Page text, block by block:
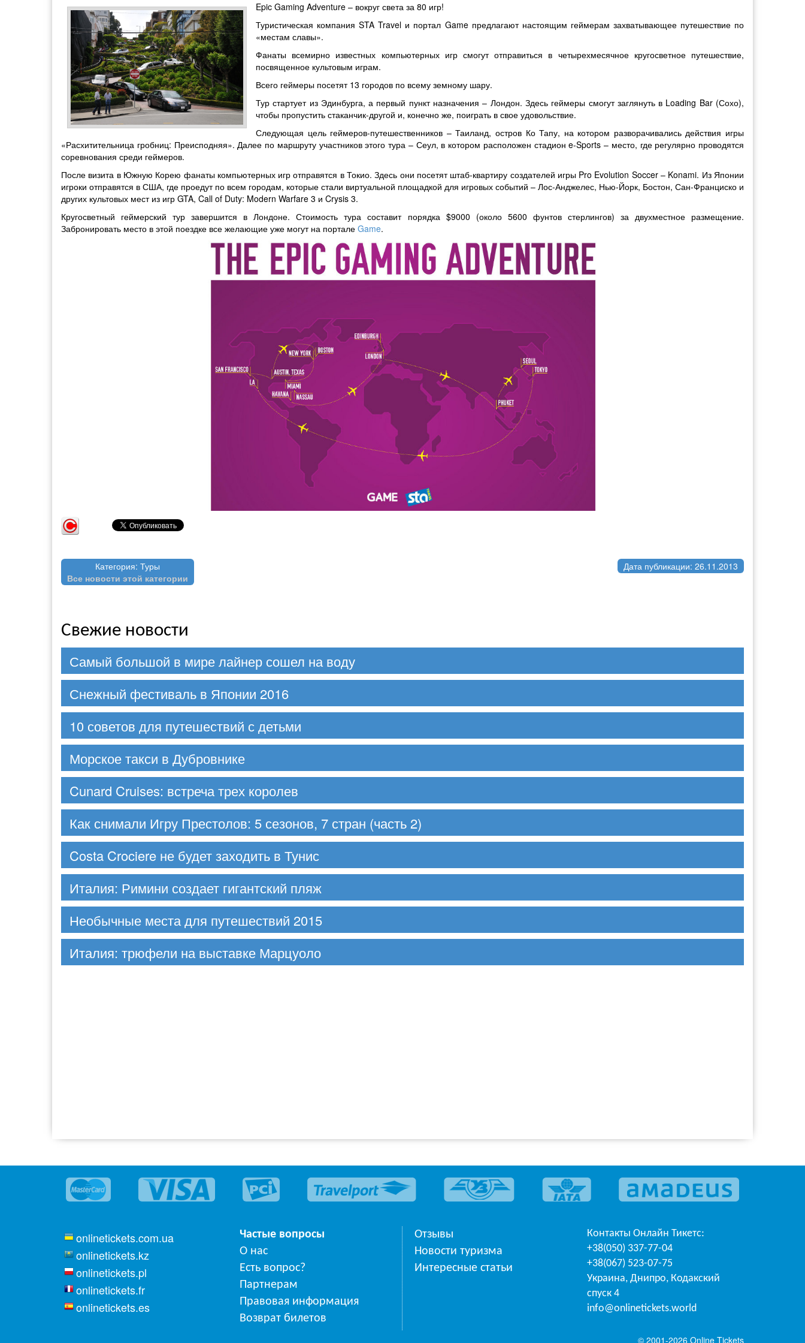
Epic Gaming Adventure – вокруг света за 80 игр!
Туристическая компания STA Travel и портал Game предлагают настоящим геймерам захватывающее путешествие по
«местам славы».
Фанаты всемирно известных компьютерных игр смогут отправиться в четырехмесячное кругосветное путешествие,
посвященное культовым играм.
Всего геймеры посетят 13 городов по всему земному шару.
Тур стартует из Эдинбурга, а первый пункт назначения – Лондон. Здесь геймеры смогут заглянуть в Loading Bar (Сохо),
чтобы пропустить стаканчик-другой и, конечно же, поиграть в свое удовольствие.
Следующая цель геймеров-путешественников – Таиланд, остров Ко Тапу, на котором разворачивались действия игры
«Расхитительница гробниц: Преисподняя». Далее по маршруту участников этого тура – Сеул, в котором расположен стадион e-Sports – место, где регулярно проводятся
соревнования среди геймеров.
После визита в Южную Корею фанаты компьютерных игр отправятся в Токио. Здесь они посетят штаб-квартиру создателей игры Pro Evolution Soccer – Konami. Из Японии
игроки отправятся в США, где проедут по всем городам, которые стали виртуальной площадкой для игровых событий – Лос-Анджелес, Нью-Йорк, Бостон, Сан-Франциско и
других культовых мест из игр GTA, Call of Duty: Modern Warfare 3 и Crysis 3.
Кругосветный геймерский тур завершится в Лондоне. Стоимость тура составит порядка $9000 (около 5600 фунтов стерлингов) за двухместное размещение.
Забронировать место в этой поездке все желающие уже могут на портале Game.
Категория: Туры
Все новости этой категории
Дата публикации: 26.11.2013
Свежие новости
Самый большой в мире лайнер сошел на воду
Снежный фестиваль в Японии 2016
10 советов для путешествий с детьми
Морское такси в Дубровнике
Cunard Cruises: встреча трех королев
Как снимали Игру Престолов: 5 сезонов, 7 стран (часть 2)
Costa Crociere не будет заходить в Тунис
Италия: Римини создает гигантский пляж
Необычные места для путешествий 2015
Италия: трюфели на выставке Марцуоло
onlinetickets.com.ua
onlinetickets.kz
onlinetickets.pl
onlinetickets.fr
onlinetickets.es
Частые вопросы
О нас
Есть вопрос?
Партнерам
Правовая информация
Возврат билетов
Отзывы
Новости туризма
Интересные статьи
Контакты Онлайн Тикетс:
+38(050) 337-77-04
+38(067) 523-07-75
Украина, Днипро, Кодакский
спуск 4
info@onlinetickets.world
© 2001-2026 Online Tickets